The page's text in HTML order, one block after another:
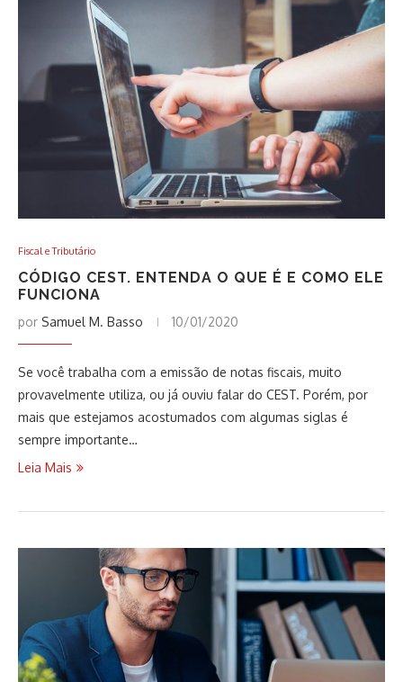
Fiscal e Tributário
CÓDIGO CEST. ENTENDA O QUE É E COMO ELE
FUNCIONA
por Samuel M. Basso 10/01/2020
Se você trabalha com a emissão de notas fiscais, muito
provavelmente utiliza, ou já ouviu falar do CEST. Porém, por
mais que estejamos acostumados com algumas siglas é
sempre importante…
Leia Mais